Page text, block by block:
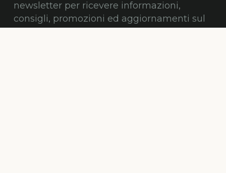
newsletter per ricevere informazioni,
consigli, promozioni ed aggiornamenti sul